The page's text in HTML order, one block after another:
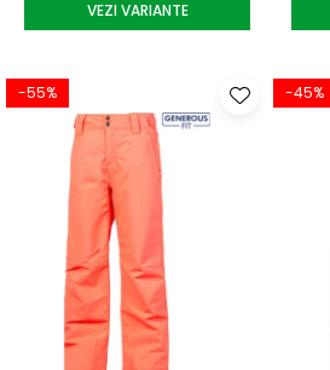
VEZI VARIANTE
-55% -45%